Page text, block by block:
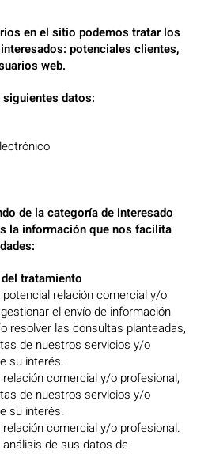
en el sitio podemos tratar los
potenciales clientes,
web.
datos:
de la categoría de interesado
la información que nos facilita
tratamiento
potencial relación comercial y/o
el envío de información
resolver las consultas planteadas,
de nuestros servicios y/o
su interés.
relación comercial y/o profesional,
de nuestros servicios y/o
su interés.
relación comercial y/o profesional.
análisis de sus datos de